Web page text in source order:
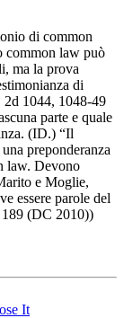
di common
common law può
ma la prova
di
2d 1044, 1048-49
parte e quale
(ID.) “Il
preponderanza
law. Devono
e Moglie,
essere parole del
189 (DC 2010))
It